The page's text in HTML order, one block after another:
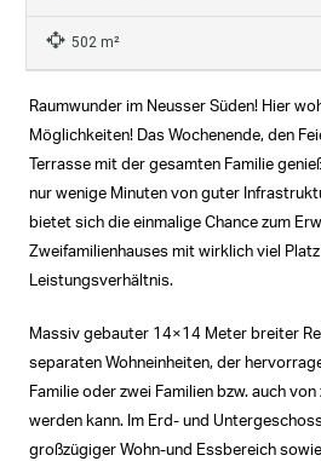
502 m²
Raumwunder im Neusser Süden! Hier
Möglichkeiten! Das Wochenende, den
Terrasse mit der gesamten Familie
nur wenige Minuten von guter
bietet sich die einmalige Chance zum
Zweifamilienhauses mit wirklich viel
Leistungsverhältnis.
Massiv gebauter 14×14 Meter breiter
separaten Wohneinheiten, der
Familie oder zwei Familien bzw. auch
werden kann. Im Erd- und
großzügiger Wohn-und Essbereich